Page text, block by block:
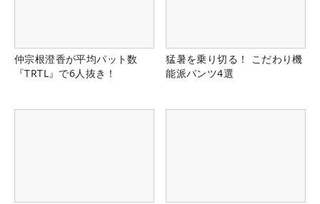
仲宗根澄香が平均パット数
『TRTL』で6人抜き！
猛暑を乗り切る！ こだわり機
能派パンツ4選